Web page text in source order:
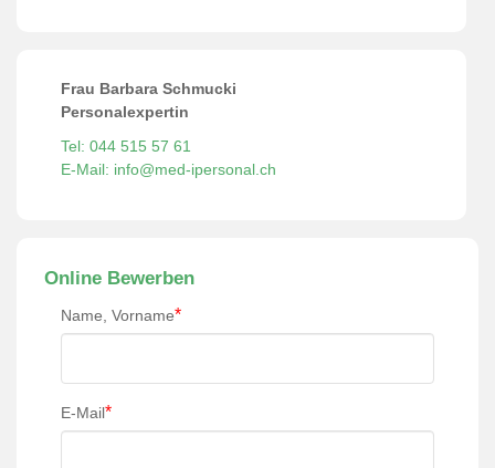
Frau Barbara Schmucki
Personalexpertin
Tel: 044 515 57 61
E-Mail: info@med-ipersonal.ch
Online Bewerben
Name, Vorname*
E-Mail*